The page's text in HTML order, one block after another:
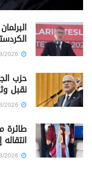
حزب
نقبل
طائرة